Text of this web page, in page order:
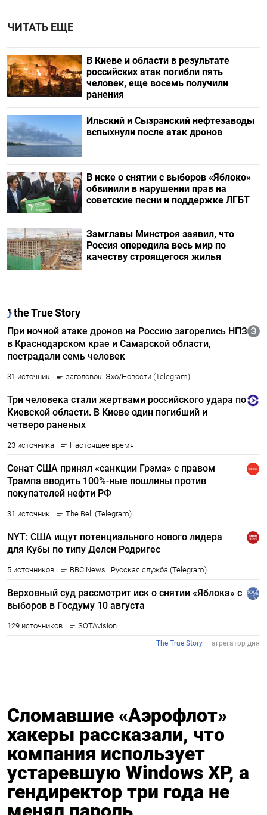
ЧИТАТЬ ЕЩЕ
В Киеве и области в результате
российских атак погибли пять
человек, еще восемь получили
ранения
Ильский и Сызранский нефтезаводы
вспыхнули после атак дронов
В иске о снятии с выборов «Яблоко»
обвинили в нарушении прав на
советские песни и поддержке ЛГБТ
Замглавы Минстроя заявил, что
Россия опередила весь мир по
качеству строящегося жилья
Сломавшие «Аэрофлот»
хакеры рассказали, что
компания использует
устаревшую Windows XP, а
гендиректор три года не